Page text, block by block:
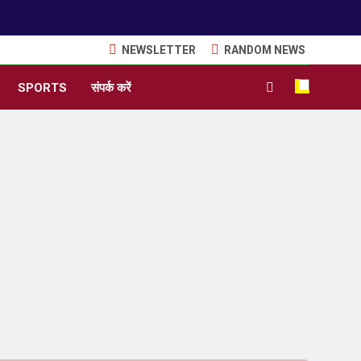
NEWSLETTER RANDOM NEWS
SPORTS संपर्क करें